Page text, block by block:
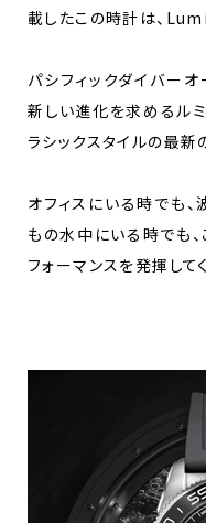
載したこの時計は、
パシフィックダイバー
新しい進化を求めるル
ラシックスタイルの最新
オフィスにいる時でも
もの水中にいる時でも
フォーマンスを発揮して